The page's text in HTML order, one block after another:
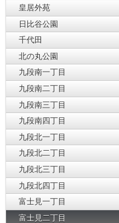
皇居外苑
日比谷公園
千代田
北の丸公園
九段南一丁目
九段南二丁目
九段南三丁目
九段南四丁目
九段北一丁目
九段北二丁目
九段北三丁目
九段北四丁目
富士見一丁目
富士見二丁目